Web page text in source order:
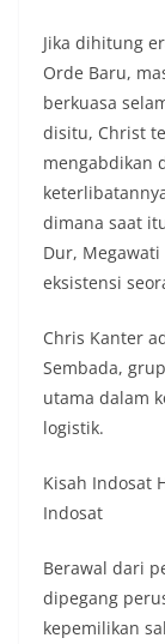
Jika dihitung
Orde Baru,
berkuasa
disitu, Christ
mengabdikan
dimana saat
Dur,
eksistensi
Chris Kanter
Sembada,
utama dalam
logistik.
Kisah Indosat
Indosat
Berawal dari
dipegang
kepemilikan